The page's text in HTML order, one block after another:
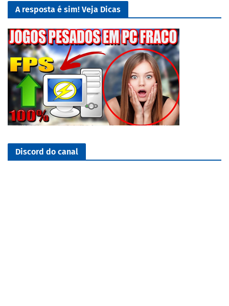
A resposta é sim! Veja Dicas
Discord do canal